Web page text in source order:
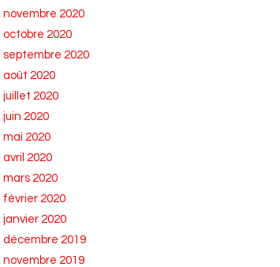
novembre 2020
octobre 2020
septembre 2020
août 2020
juillet 2020
juin 2020
mai 2020
avril 2020
mars 2020
février 2020
janvier 2020
décembre 2019
novembre 2019